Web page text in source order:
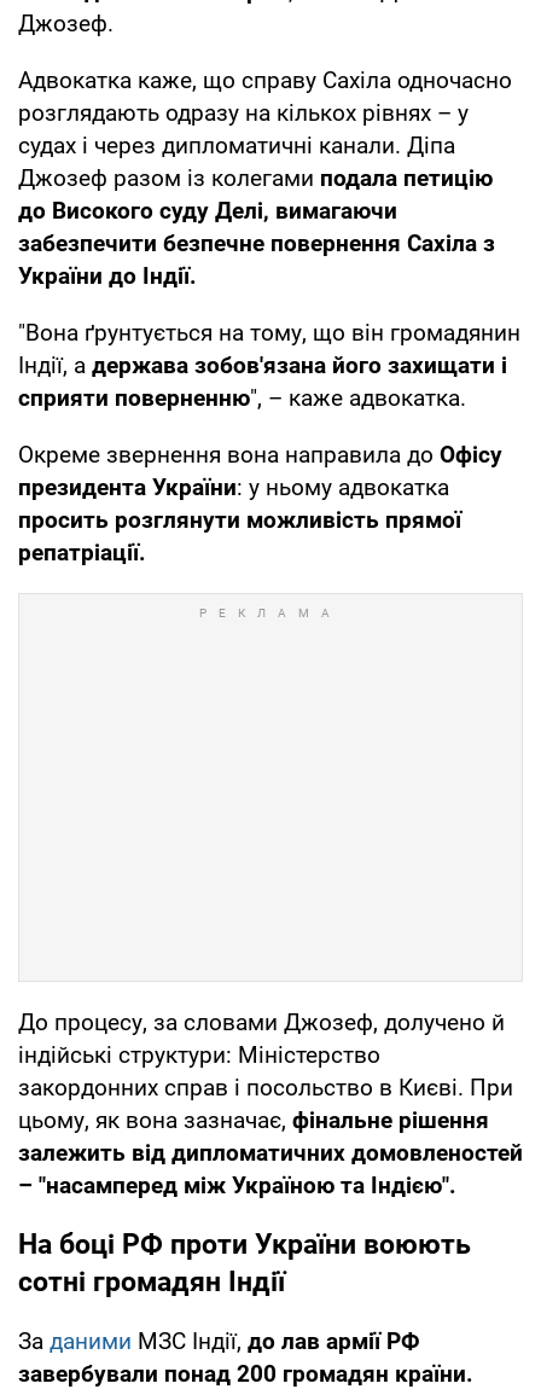
Джозеф.
Адвокатка каже, що справу Сахіла одночасно
розглядають одразу на кількох рівнях – у
судах і через дипломатичні канали. Діпа
Джозеф разом із колегами подала петицію
до Високого суду Делі, вимагаючи
забезпечити безпечне повернення Сахіла з
України до Індії.
"Вона ґрунтується на тому, що він громадянин
Індії, а держава зобов'язана його захищати і
сприяти поверненню", – каже адвокатка.
Окреме звернення вона направила до Офісу
президента України: у ньому адвокатка
просить розглянути можливість прямої
репатріації.
До процесу, за словами Джозеф, долучено й
індійські структури: Міністерство
закордонних справ і посольство в Києві. При
цьому, як вона зазначає, фінальне рішення
залежить від дипломатичних домовленостей
– "насамперед між Україною та Індією".
На боці РФ проти України воюють
сотні громадян Індії
За даними МЗС Індії, до лав армії РФ
завербували понад 200 громадян країни.